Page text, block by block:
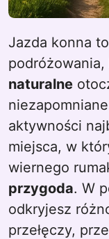
Jazda konna to wyjątkowa forma
podróżowania,
naturalne
aktywności
miejsca, w
wiernego
przygoda. W
odkryjesz
przełęczy,